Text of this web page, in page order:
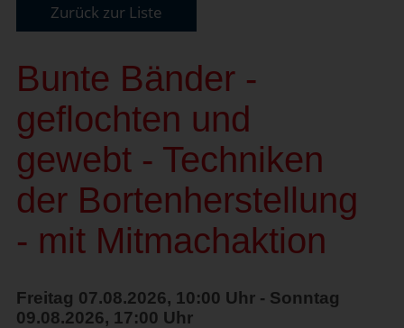
Zurück zur Liste
Bunte Bänder -
geflochten und
gewebt - Techniken
der Bortenherstellung
- mit Mitmachaktion
Freitag 07.08.2026, 10:00 Uhr - Sonntag
09.08.2026, 17:00 Uhr